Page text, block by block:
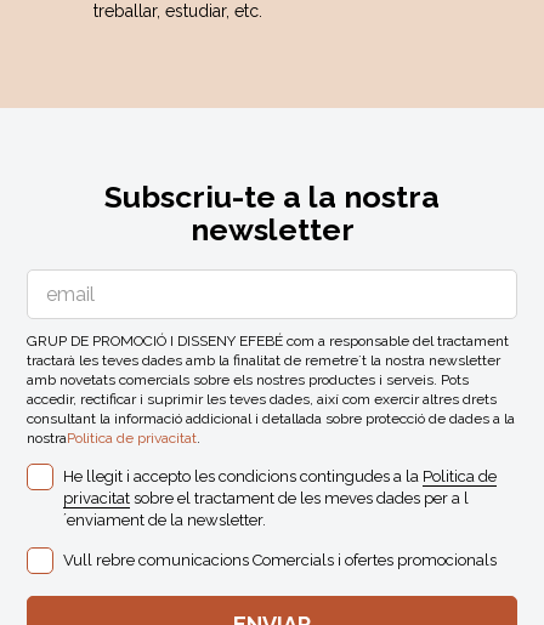
treballar, estudiar, etc.
Subscriu-te a la nostra
newsletter
GRUP DE PROMOCIÓ I DISSENY EFEBÉ com a responsable del tractament
tractarà les teves dades amb la finalitat de remetre´t la nostra newsletter
amb novetats comercials sobre els nostres productes i serveis. Pots
accedir, rectificar i suprimir les teves dades, així com exercir altres drets
consultant la informació addicional i detallada sobre protecció de dades a la
nostraPolitica de privacitat.
He llegit i accepto les condicions contingudes a la Politica de
privacitat sobre el tractament de les meves dades per a l
´enviament de la newsletter.
Vull rebre comunicacions Comercials i ofertes promocionals